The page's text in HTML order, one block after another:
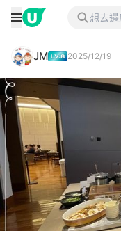
JM 2025/12/19